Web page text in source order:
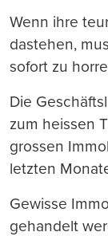
Wenn ihre
dastehen,
sofort zu
Die
zum heissen
grossen
letzten
Gewisse
gehandelt